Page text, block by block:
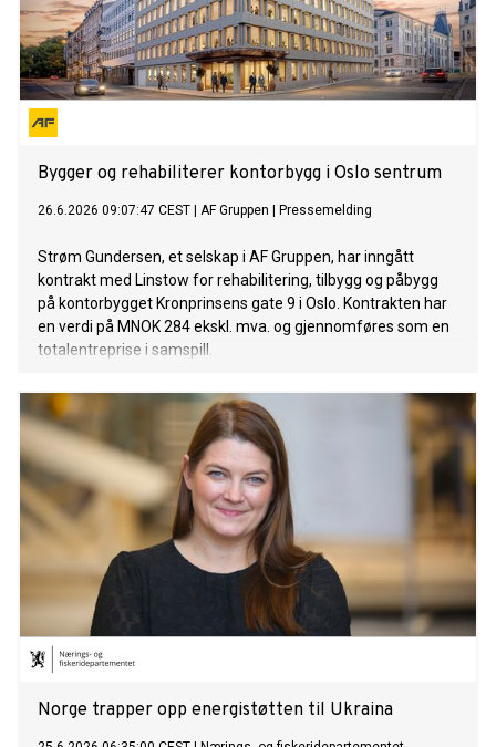
Bygger og rehabiliterer kontorbygg i Oslo sentrum
26.6.2026 09:07:47 CEST AF Gruppen Pressemelding
Strøm Gundersen, et selskap i AF Gruppen, har inngått
kontrakt med Linstow for rehabilitering, tilbygg og påbygg
på kontorbygget Kronprinsens gate 9 i Oslo. Kontrakten har
en verdi på MNOK 284 ekskl. mva. og gjennomføres som en
totalentreprise i samspill.
Norge trapper opp energistøtten til Ukraina